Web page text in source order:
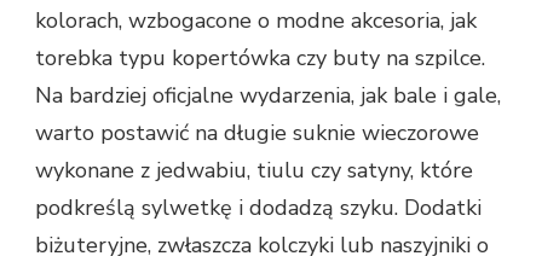
kolorach, wzbogacone o modne akcesoria, jak
torebka typu kopertówka czy buty na szpilce.
Na bardziej oficjalne wydarzenia, jak bale i gale,
warto postawić na długie suknie wieczorowe
wykonane z jedwabiu, tiulu czy satyny, które
podkreślą sylwetkę i dodadzą szyku. Dodatki
biżuteryjne, zwłaszcza kolczyki lub naszyjniki o